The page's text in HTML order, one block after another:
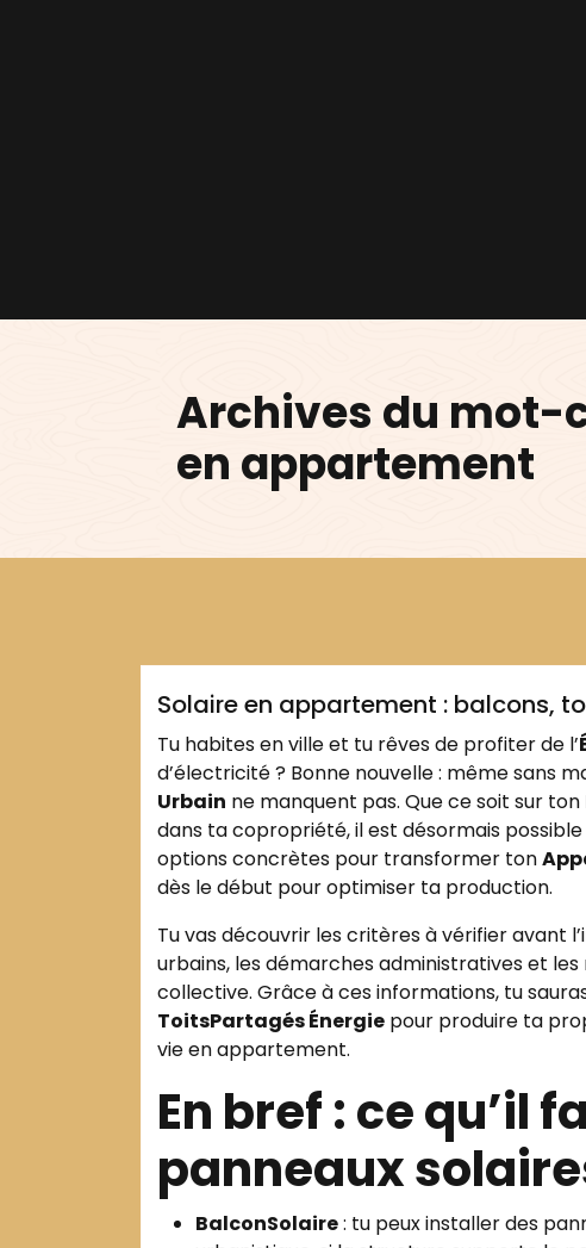
Archives du mot-
en appartement
Environnement Maison
Solaire en appartement : balcons,
Tu habites en ville et tu rêves de profiter de l’
d’électricité ? Bonne nouvelle : même sans
Urbain ne manquent pas. Que ce soit sur ton
dans ta copropriété, il est désormais
options concrètes pour transformer ton
dès le début pour optimiser ta production.
Tu vas découvrir les critères à vérifier avant
urbains, les démarches administratives et
collective. Grâce à ces informations, tu
ToitsPartagés Énergie pour produire ta
vie en appartement.
En bref : ce qu’il
panneaux
BalconSolaire: tu peux installer des